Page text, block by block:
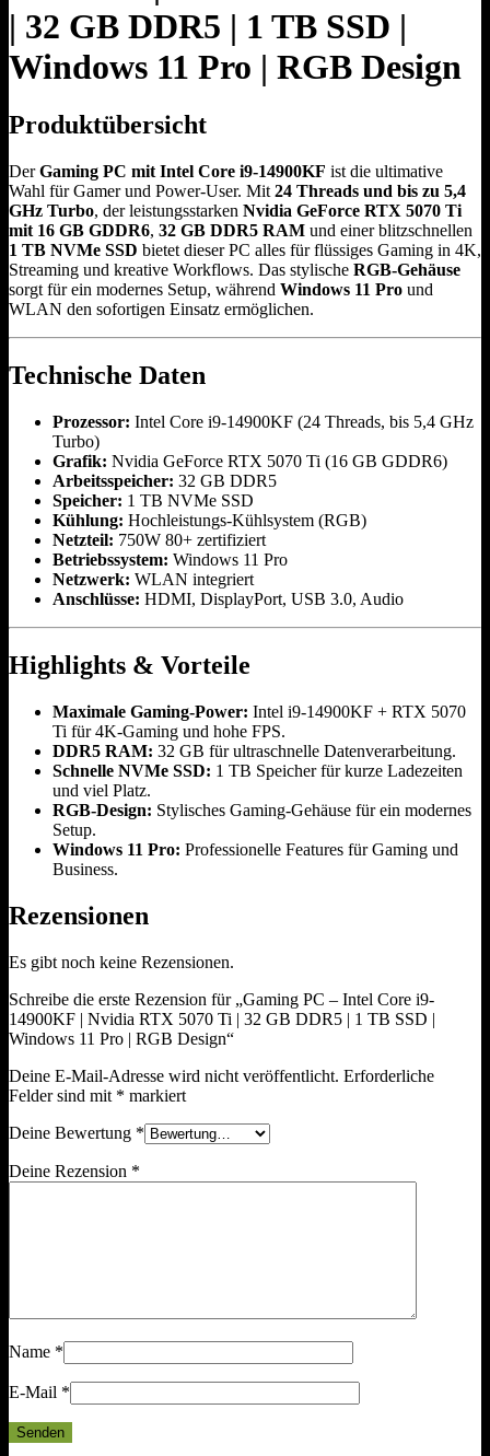
| 32 GB DDR5 | 1 TB SSD |
Windows 11 Pro | RGB Design
Produktübersicht
DerGaming PC mit Intel Core i9-14900KF ist die ultimative
Wahl für Gamer und Power-User. Mit 24 Threads und bis zu 5,4
GHz Turbo, der leistungsstarken Nvidia GeForce RTX 5070 Ti
mit 16 GB GDDR6, 32 GB DDR5 RAM und einer blitzschnellen
1 TB NVMe SSD bietet dieser PC alles für flüssiges Gaming in 4K,
Streaming und kreative Workflows. Das stylische RGB-Gehäuse
sorgt für ein modernes Setup, während Windows 11 Pro und
WLAN den sofortigen Einsatz ermöglichen.
Technische Daten
Prozessor: Intel Core i9-14900KF (24 Threads, bis 5,4 GHz
Turbo)
Grafik: Nvidia GeForce RTX 5070 Ti (16 GB GDDR6)
Arbeitsspeicher: 32 GB DDR5
Speicher: 1 TB NVMe SSD
Kühlung: Hochleistungs-Kühlsystem (RGB)
Netzteil: 750W 80+ zertifiziert
Betriebssystem: Windows 11 Pro
Netzwerk: WLAN integriert
Anschlüsse: HDMI, DisplayPort, USB 3.0, Audio
Highlights & Vorteile
Maximale Gaming-Power: Intel i9-14900KF + RTX 5070
Ti für 4K-Gaming und hohe FPS.
DDR5 RAM: 32 GB für ultraschnelle Datenverarbeitung.
Schnelle NVMe SSD: 1 TB Speicher für kurze Ladezeiten
und viel Platz.
RGB-Design: Stylisches Gaming-Gehäuse für ein modernes
Setup.
Windows 11 Pro: Professionelle Features für Gaming und
Business.
Rezensionen
Es gibt noch keine Rezensionen.
Schreibe die erste Rezension für „Gaming PC – Intel Core i9-
14900KF | Nvidia RTX 5070 Ti | 32 GB DDR5 | 1 TB SSD |
Windows 11 Pro | RGB Design“
Deine E-Mail-Adresse wird nicht veröffentlicht. Erforderliche
Felder sind mit * markiert
Deine Bewertung *
Deine Rezension *
Name *
E-Mail *